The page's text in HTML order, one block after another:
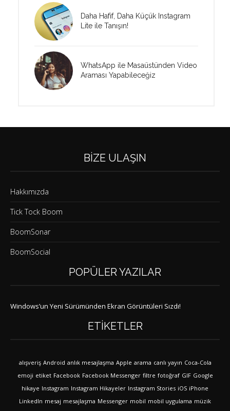
Daha Hafif, Daha Küçük Instagram
Lite ile Tanışın!
WhatsApp ile Masaüstünden Video
Araması Yapabileceğiz
BIZE ULAŞIN
Hakkımızda
Tick Tock Boom
BoomSonar
BoomSocial
POPÜLER YAZILAR
Windows’un Yeni Sürümünden Ekran Görüntüleri Sızdı!
ETIKETLER
alışveriş Android anlık mesajlaşma Apple arama canlı yayın Coca-Cola
emoji etiket Facebook Facebook Messenger filtre fotoğraf GIF Google
hikaye Instagram Instagram Hikayeler Instagram Stories iOS iPhone
LinkedIn mesaj mesajlaşma Messenger mobil mobil uygulama müzik